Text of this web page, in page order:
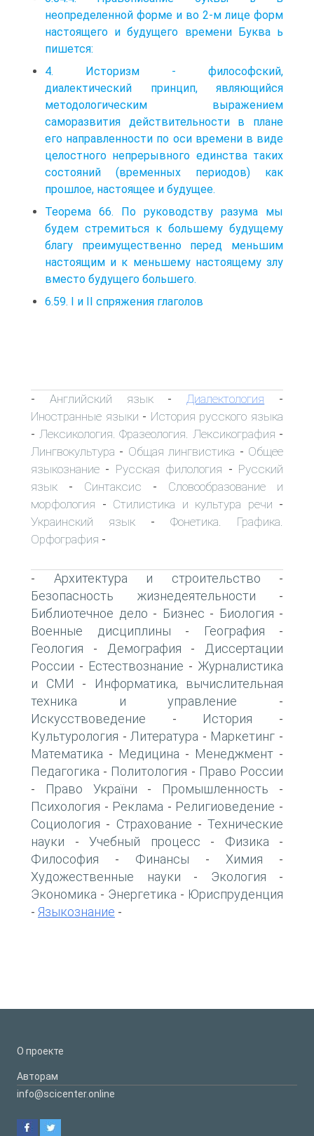
неопределенной форме и во 2-м лице форм
настоящего и будущего времени Буква ь
пишется:
4. Историзм - философский,
диалектический принцип, являющийся
методологическим выражением
саморазвития действительности в плане
его направленности по оси времени в виде
целостного непрерывного единства таких
состояний (временных периодов) как
прошлое, настоящее и будущее.
Теорема 66. По руководству разума мы
будем стремиться к большему будущему
благу преимущественно перед меньшим
настоящим и к меньшему настоящему злу
вместо будущего большего.
6.59. I и II спряжения глаголов
- Английский язык- Диалектология -
Иностранные языки - История русского языка
- Лексикология. Фразеология. Лексикография -
Лингвокультура - Общая лингвистика - Общее
языкознание - Русская филология - Русский
язык - Синтаксис - Словообразование и
морфология - Стилистика и культура речи -
Украинский язык - Фонетика. Графика.
Орфография -
- Архитектура и строительство -
Безопасность жизнедеятельности -
Библиотечное дело - Бизнес - Биология -
Военные дисциплины - География -
Геология - Демография -
Диссертации
России - Естествознание - Журналистика
и СМИ -
Информатика, вычислительная
техника и управление -
Искусствоведение - История -
Культурология - Литература - Маркетинг -
Математика - Медицина - Менеджмент -
Педагогика - Политология - Право России
- Право України - Промышленность -
Психология - Реклама - Религиоведение -
Социология - Страхование - Технические
науки - Учебный процесс - Физика -
Философия - Финансы - Химия -
Художественные науки - Экология -
Экономика - Энергетика - Юриспруденция
- Языкознание -
О проекте
Авторам
info@scicenter.online